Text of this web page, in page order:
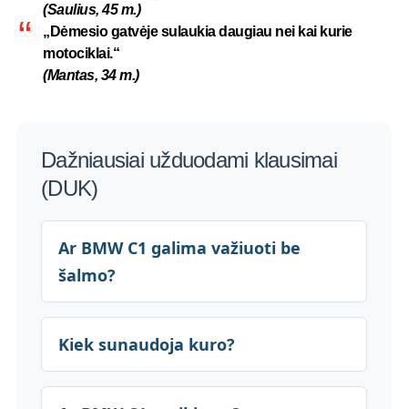
(Saulius, 45 m.)
„Dėmesio gatvėje sulaukia daugiau nei kai kurie
motociklai.“
(Mantas, 34 m.)
Dažniausiai užduodami klausimai
(DUK)
Ar BMW C1 galima važiuoti be
šalmo?
Kiek sunaudoja kuro?